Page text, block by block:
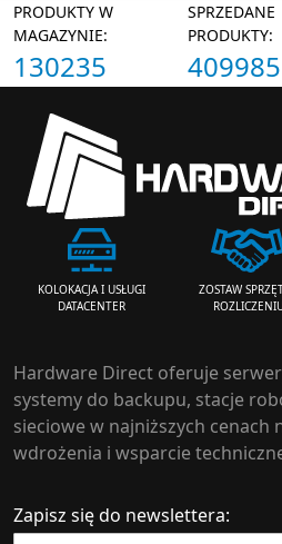
PRODUKTY W
MAGAZYNIE:
130235
SPRZEDANE
PRODUKTY:
409985
KOLOKACJA I USŁUGI
DATACENTER
ZOSTAW
Hardware Direct oferuje
systemy do backupu, stacje
sieciowe w najniższych cenach
wdrożenia i wsparcie
Zapisz się do newslettera: